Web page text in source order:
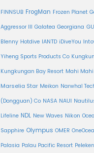
FINNSUB FrogMan Frozen Planet
Aggressor III Galatea Georgiana
Blenny Hotdive IANTD iDiveYou
Yiheng Sports Products Co
Kungkungan Bay Resort Mahi Mahi
Marselia Star Meikon Narwhal
(Dongguan) Co NASA NAUI
Lifeline NDL New Waves Nikon
Sapphire Olympus OMER
Palasia Palau Pacific Resort Peleken